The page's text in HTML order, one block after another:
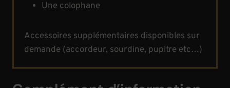
Une colophane
Accessoires supplémentaires disponibles sur
demande (accordeur, sourdine, pupitre etc…)